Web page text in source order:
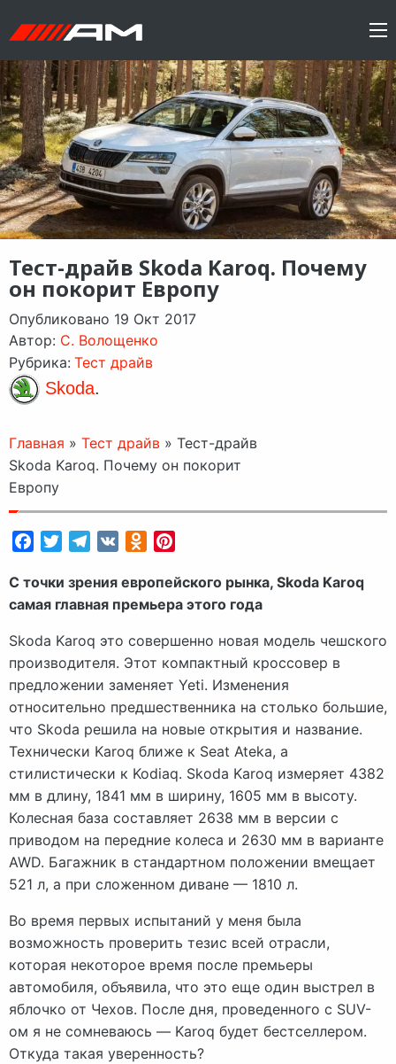
Тест-драйв Skoda Karoq. Почему
он покорит Европу
Опубликовано 19 Окт 2017
Автор: C. Волощенко
Рубрика: Тест драйв
Skoda.
Главная » Тест драйв » Тест-драйв
Skoda Karoq. Почему он покорит
Европу
FacebookTwitterTelegram
VK Odnoklassniki
С точки зрения европейского рынка, Skoda Karoq
самая главная премьера этого года
Skoda Karoq это совершенно новая модель чешского
производителя. Этот компактный кроссовер в
предложении заменяет Yeti. Изменения
относительно предшественника на столько большие,
что Skoda решила на новые открытия и название.
Технически Karoq ближе к Seat Ateka, а
стилистически к Kodiaq. Skoda Karoq измеряет 4382
мм в длину, 1841 мм в ширину, 1605 мм в высоту.
Колесная база составляет 2638 мм в версии с
приводом на передние колеса и 2630 мм в варианте
AWD. Багажник в стандартном положении вмещает
521 л, а при сложенном диване — 1810 л.
Во время первых испытаний у меня была
возможность проверить тезис всей отрасли,
которая некоторое время после премьеры
автомобиля, объявила, что это еще один выстрел в
яблочко от Чехов. После дня, проведенного с SUV-
ом я не сомневаюсь — Karoq будет бестселлером.
Откуда такая уверенность?